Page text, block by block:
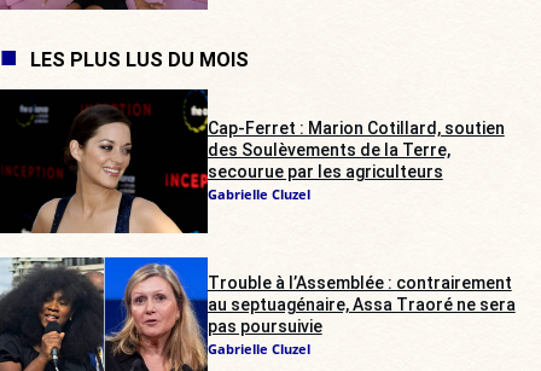
LES PLUS LUS DU MOIS
Cap-Ferret : Marion Cotillard, soutien
des Soulèvements de la Terre,
secourue par les agriculteurs
Gabrielle Cluzel
Trouble à l’Assemblée : contrairement
au septuagénaire, Assa Traoré ne sera
pas poursuivie
Gabrielle Cluzel